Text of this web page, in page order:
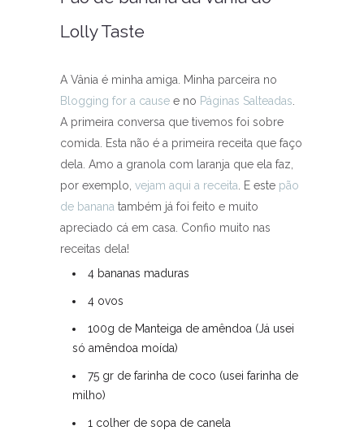
Lolly Taste
A Vânia é minha amiga. Minha parceira no
Blogging for a cause e no Páginas Salteadas
A primeira conversa que tivemos foi sobre
comida. Esta não é a primeira receita que faço
dela. Amo a granola com laranja que ela faz,
por exemplo, vejam aqui a receita . E este pão
de banana também já foi feito e muito
apreciado cá em casa. Confio muito nas
receitas dela!
4 bananas maduras
4 ovos
100g de Manteiga de amêndoa (Já usei
só amêndoa moída)
75 gr de farinha de coco (usei farinha de
milho)
1 colher de sopa de canela